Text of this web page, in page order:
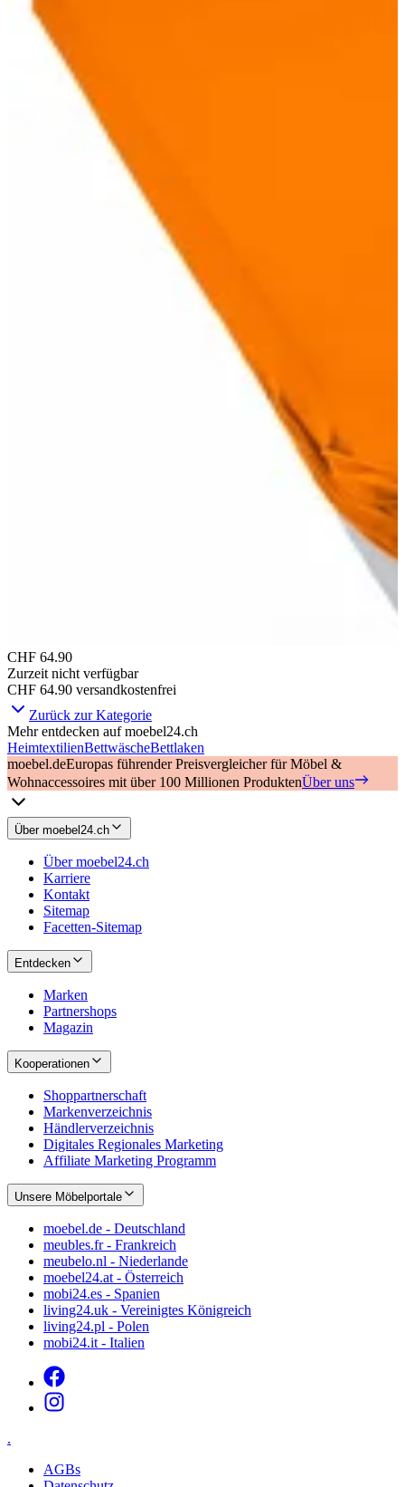
CHF 64.90
Zurzeit nicht verfügbar
CHF 64.90 versandkostenfrei
Zurück zur Kategorie
Mehr entdecken auf moebel24.ch
HeimtextilienBettwäscheBettlaken
moebel.deEuropas führender Preisvergleicher für Möbel &
Wohnaccessoires mit über 100 Millionen ProduktenÜber uns
Über moebel24.ch
Über moebel24.ch
Karriere
Kontakt
Sitemap
Facetten-Sitemap
Entdecken
Marken
Partnershops
Magazin
Kooperationen
Shoppartnerschaft
Markenverzeichnis
Händlerverzeichnis
Digitales Regionales Marketing
Affiliate Marketing Programm
Unsere Möbelportale
moebel.de - Deutschland
meubles.fr - Frankreich
meubelo.nl - Niederlande
moebel24.at - Österreich
mobi24.es - Spanien
living24.uk - Vereinigtes Königreich
living24.pl - Polen
mobi24.it - Italien
.
AGBs